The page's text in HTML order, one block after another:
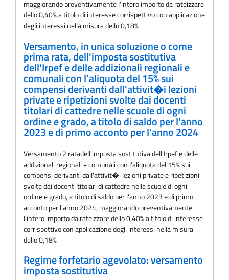
maggiorando preventivamente l'intero importo da rateizzare
dello 0,40% a titolo di interesse corrispettivo con applicazione
degli interessi nella misura dello 0,18%
Versamento, in unica soluzione o come
prima rata, dell'imposta sostitutiva
dell'Irpef e delle addizionali regionali e
comunali con l'aliquota del 15% sui
compensi derivanti dall'attivit�i lezioni
private e ripetizioni svolte dai docenti
titolari di cattedre nelle scuole di ogni
ordine e grado, a titolo di saldo per l'anno
2023 e di primo acconto per l'anno 2024
Versamento 2 ratadell'imposta sostitutiva dell'Irpef e delle
addizionali regionali e comunali con l'aliquota del 15% sui
compensi derivanti dall'attivit�i lezioni private e ripetizioni
svolte dai docenti titolari di cattedre nelle scuole di ogni
ordine e grado, a titolo di saldo per l'anno 2023 e di primo
acconto per l'anno 2024, maggiorando preventivamente
l'intero importo da rateizzare dello 0,40% a titolo di interesse
corrispettivo con applicazione degli interessi nella misura
dello 0,18%
Regime forfetario agevolato: versamento
imposta sostitutiva